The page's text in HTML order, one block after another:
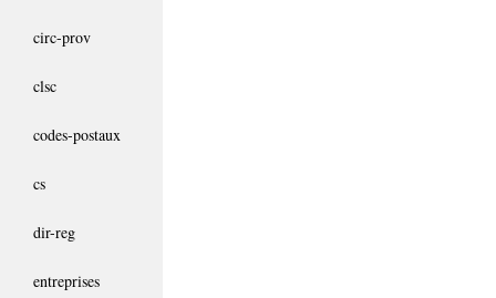
circ-prov
clsc
codes-postaux
cs
dir-reg
entreprises